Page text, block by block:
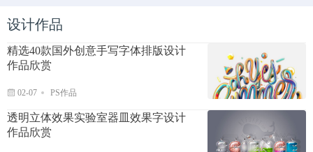
设计作品
精选40款国外创意手写字体排版设计
作品欣赏
02-07 PS作品
透明立体效果实验室器皿效果字设计
作品欣赏